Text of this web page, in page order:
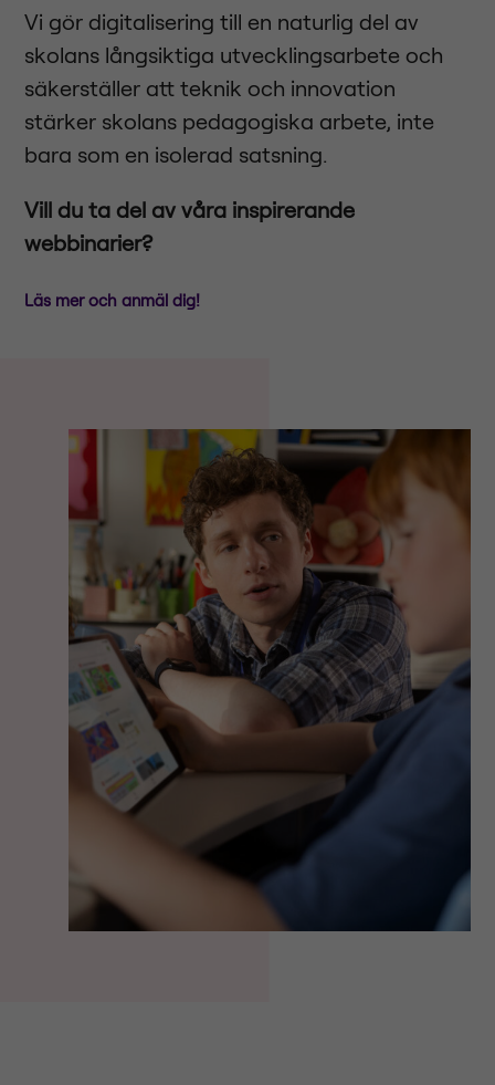
Vi gör digitalisering till en naturlig del av
skolans långsiktiga utvecklingsarbete och
säkerställer att teknik och innovation
stärker skolans pedagogiska arbete, inte
bara som en isolerad satsning.
Vill du ta del av våra inspirerande
webbinarier?
Läs mer och anmäl dig!